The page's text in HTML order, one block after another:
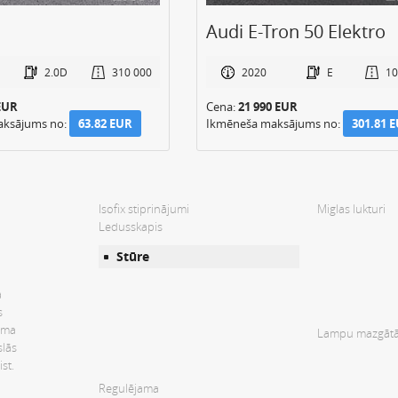
50 Elektro
E 107 000
no:
301.81 EUR
Audi Q3 Quattro
2012 2.0
Cena:9 450 EUR8 950 EUR
Ikmēneša maksājums no:
122.84
Isofix stiprinājumi
Ledusskapis
Stūre
Regulējama
Miglas lukturi
Lampu